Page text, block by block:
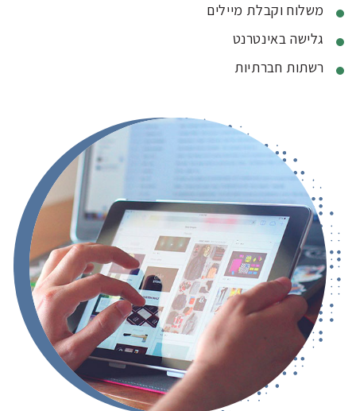
משלוח וקבלת מיילים
גלישה באינטרנט
רשתות חברתיות